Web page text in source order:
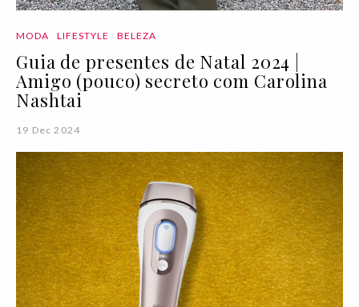
MODA LIFESTYLE BELEZA
Guia de presentes de Natal 2024 |
Amigo (pouco) secreto com Carolina
Nashtai
19 Dec 2024